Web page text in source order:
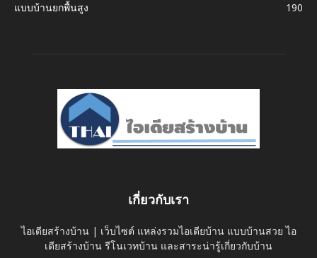
แบบบ้านยกพื้นสูง
190
เกี่ยวกับเรา
ไอเดียสร้างบ้าน | เว็บไซต์ แหล่งรวมไอเดียบ้าน แบบบ้านสวย ไอ
เดียสร้างบ้าน รีโนเวทบ้าน และสาระน่ารู้เกี่ยวกับบ้าน